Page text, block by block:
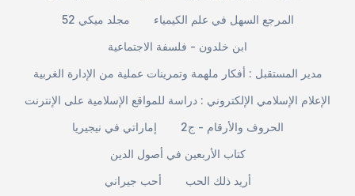
مجلد ميكي 52
المرجع السهل في علم الكيمياء
ابن خلدون - فلسفة الاجتماعية
مدير المستقبل : أفكار ملهمة وتمرينات عملية من الإدارة الغربية
الإعلام الإسلامي الإلكتروني : دراسة للمواقع الإسلامية على الإنترنت
إماراتي في نيجيريا
الحروف والأرقام - ج2
كتاب الأربعين في أصول الدين
أحب جيراني
أريد ذلك الحب